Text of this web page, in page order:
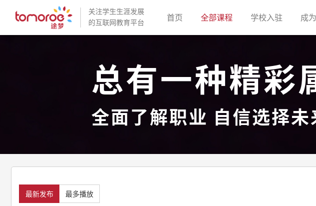
关注学生生涯发展
的互联网教育平台
首页(current)全部课程(current)学校入驻(current)
成
总有一种精彩
全面了解职业 自信选择未
最新发布 最多播放